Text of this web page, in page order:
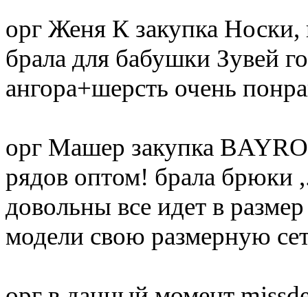
орг Женя К закупка
брала для бабушки Зувей
ангора+шерсть очень
орг Машер закупка
рядов оптом! брала брюки
довольны все идет в
модели свою размерную